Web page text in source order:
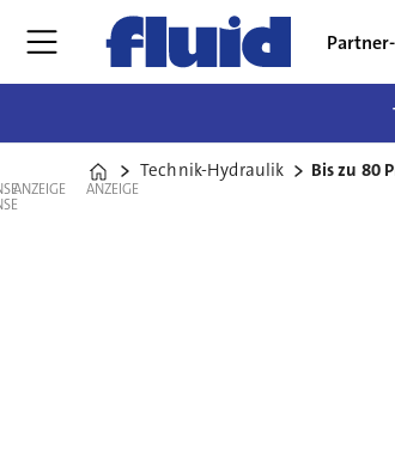
Home
Technik-Hydraulik Bis zu 80
ANZEIGE ANZEIGE